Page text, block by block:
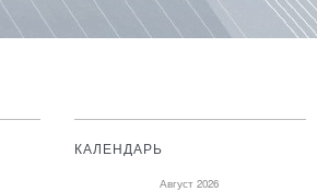
КАЛЕНДАРЬ
Август 2026